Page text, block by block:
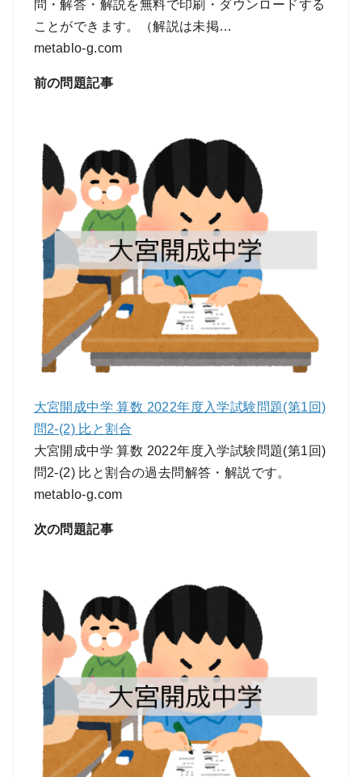
問・解答・解説を無料で印刷・ダウンロードする
ことができます。（解説は未掲…
metablo-g.com
前の問題記事
大宮開成中学 算数 2022年度入学試験問題(第1回)
問2-(2) 比と割合
大宮開成中学 算数 2022年度入学試験問題(第1回)
問2-(2) 比と割合の過去問解答・解説です。
metablo-g.com
次の問題記事